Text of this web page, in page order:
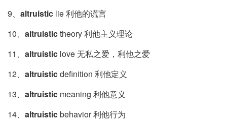
9、 altruistic lie 利他的谎言
10、 altruistictheory 利他主义理论
11、 altruistic love 无私之爱，利他之爱
12、 altruisticdefinition 利他定义
13、 altruistic meaning 利他意义
14、 altruisticbehavior 利他行为